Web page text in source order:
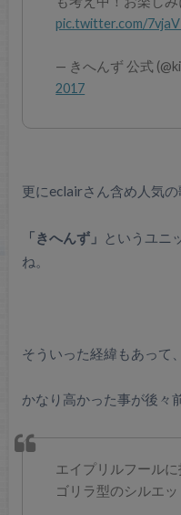
pic.twitter.com/
— きへんず 公式
2017
更にeclairさん含め人気
「きへんず」 というユニ
ね。
そういった経緯もあって
かなり高かった事が後々
エイプリルフール
ゴリラ型のシルエッ